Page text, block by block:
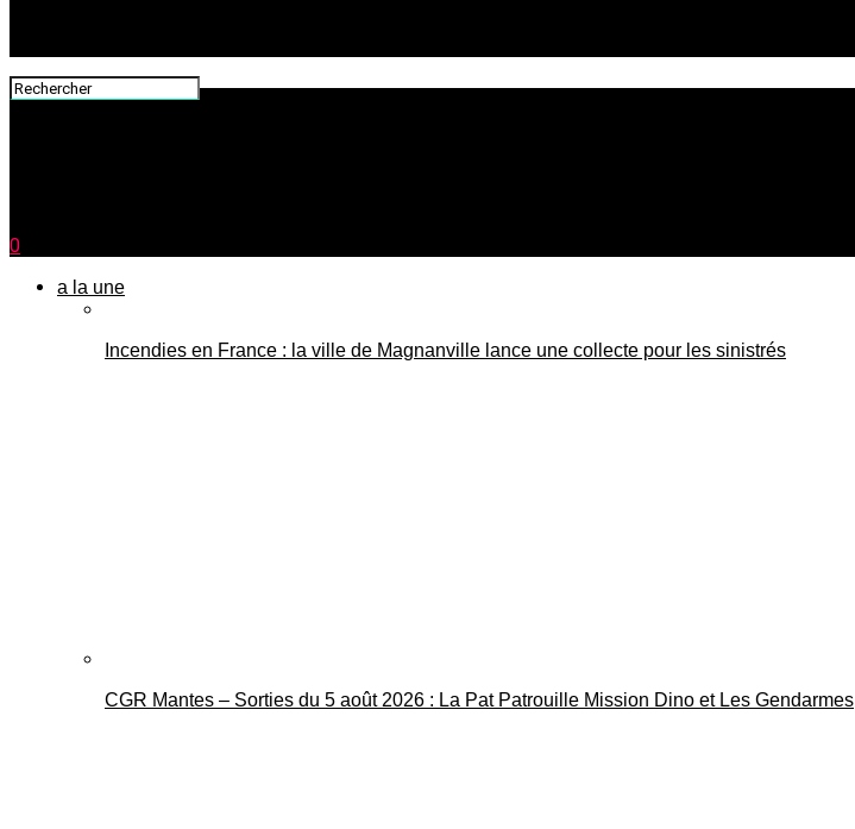
0
a la une
Incendies en France : la ville de Magnanville lance une collecte pour les sinistrés
CGR Mantes – Sorties du 5 août 2026 : La Pat Patrouille Mission Dino et Les Gendarmes